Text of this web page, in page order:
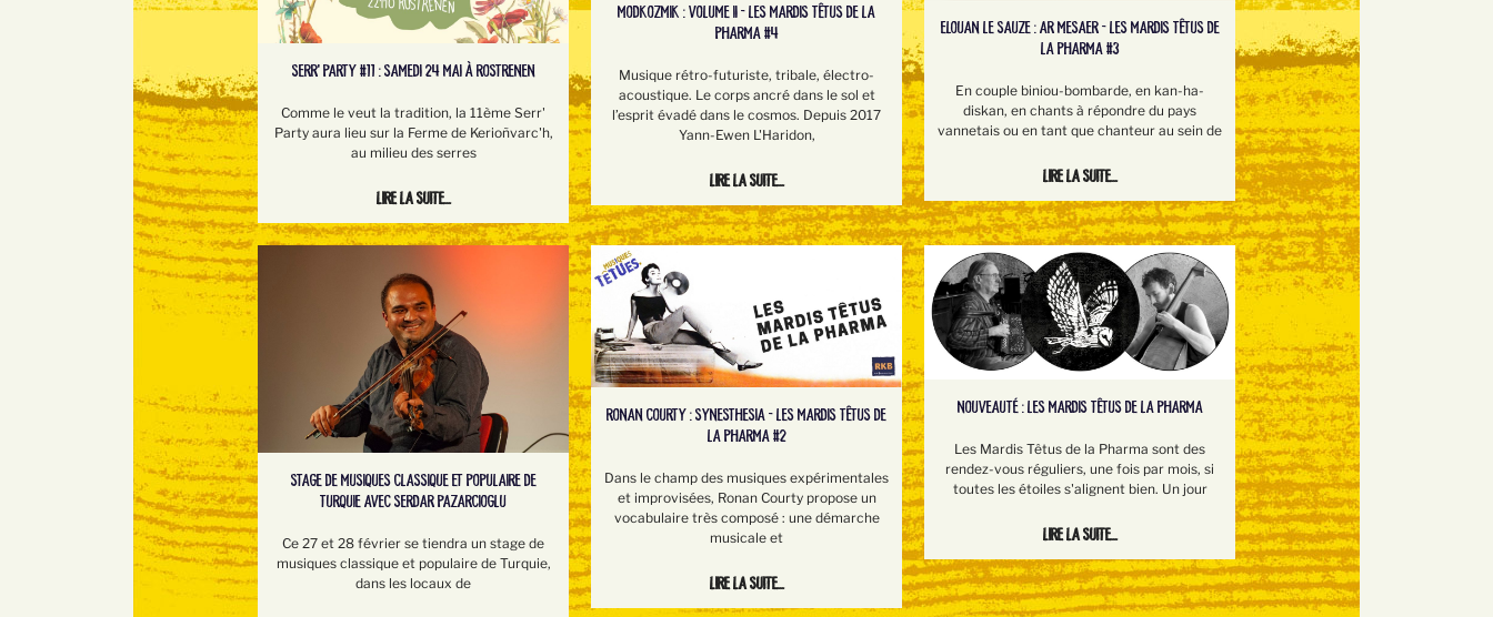
SERR’ PARTY #11 : SAMEDI 24 MAI À ROSTRENEN
Comme le veut la tradition, la 11ème Serr'
Party aura lieu sur la Ferme de Kerioñvarc'h,
au milieu des serres
Lire la suite...
MODKOZMIK : VOLUME II - LES MARDIS TÊTUS DE LA
PHARMA #4
Musique rétro-futuriste, tribale, électro-
acoustique. Le corps ancré dans le sol et
l’esprit évadé dans le cosmos. Depuis 2017
Yann-Ewen L'Haridon,
Lire la suite...
ELOUAN LE SAUZE : AR MESAER - LES MARDIS TÊTUS DE
LA PHARMA #3
En couple biniou-bombarde, en kan-ha-
diskan, en chants à répondre du pays
vannetais ou en tant que chanteur au sein de
Lire la suite...
STAGE DE MUSIQUES CLASSIQUE ET POPULAIRE DE
TURQUIE AVEC SERDAR PAZARCIOGLU
Ce 27 et 28 février se tiendra un stage de
musiques classique et populaire de Turquie,
dans les locaux de
RONAN COURTY : SYNESTHESIA - LES MARDIS TÊTUS DE
LA PHARMA #2
Dans le champ des musiques expérimentales
et improvisées, Ronan Courty propose un
vocabulaire très composé : une démarche
musicale et
Lire la suite...
NOUVEAUTÉ : LES MARDIS TÊTUS DE LA PHARMA
Les Mardis Têtus de la Pharma sont des
rendez-vous réguliers, une fois par mois, si
toutes les étoiles s'alignent bien. Un jour
Lire la suite...